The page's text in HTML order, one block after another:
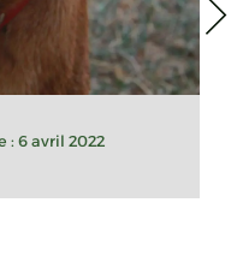
: 6 avril 2022